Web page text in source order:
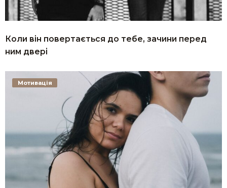
Коли він повертається до тебе, зачини перед
ним двері
Мотивація